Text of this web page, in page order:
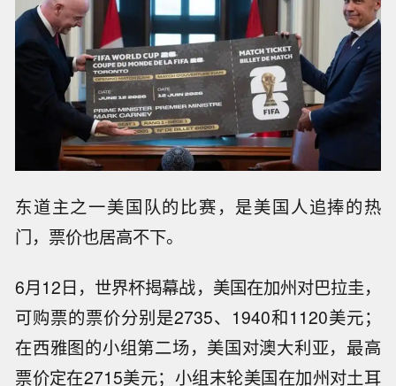
东道主之一美国队的比赛，是美国人追捧的热
门，票价也居高不下。
6月12日，世界杯揭幕战，美国在加州对巴拉圭，
可购票的票价分别是2735、1940和1120美元；
在西雅图的小组第二场，美国对澳大利亚，最高
票价定在2715美元；小组末轮美国在加州对土耳